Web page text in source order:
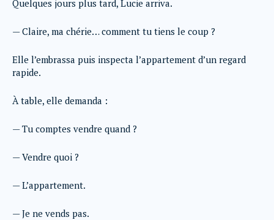
Quelques jours plus tard, Lucie arriva.
— Claire, ma chérie… comment tu tiens le coup ?
Elle l’embrassa puis inspecta l’appartement d’un regard
rapide.
À table, elle demanda :
— Tu comptes vendre quand ?
— Vendre quoi ?
— L’appartement.
— Je ne vends pas.